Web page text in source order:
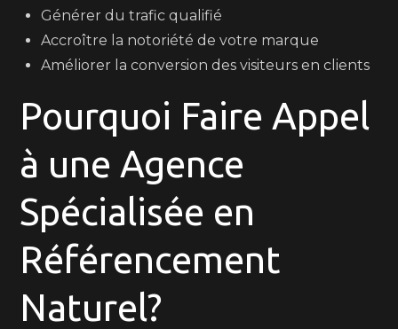
Générer du trafic qualifié
Accroître la notoriété de votre marque
Améliorer la conversion des visiteurs en clients
Pourquoi Faire Appel
à une Agence
Spécialisée en
Référencement
Naturel?